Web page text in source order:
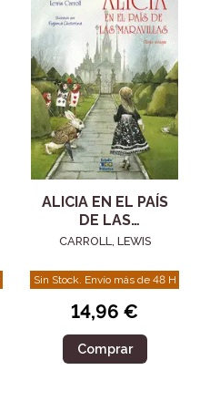
ALICIA EN EL PAÍS
DE LAS
MARAVILLAS
CARROLL, LEWIS
Sin Stock. Envío más de 48 H
14,96 €
Comprar